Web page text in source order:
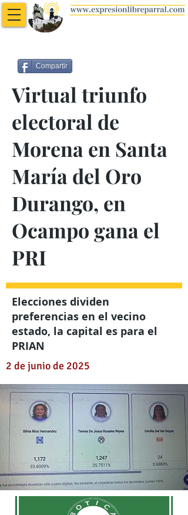
Compartir
Virtual triunfo
electoral de
Morena en Santa
María del Oro
Durango, en
Ocampo gana el
PRI
Elecciones dividen
preferencias en el vecino
estado, la capital es para el
PRIAN
2 de junio de 2025